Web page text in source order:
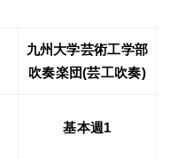
九州大学芸術工学部
吹奏楽団(芸工吹奏)
基本週1